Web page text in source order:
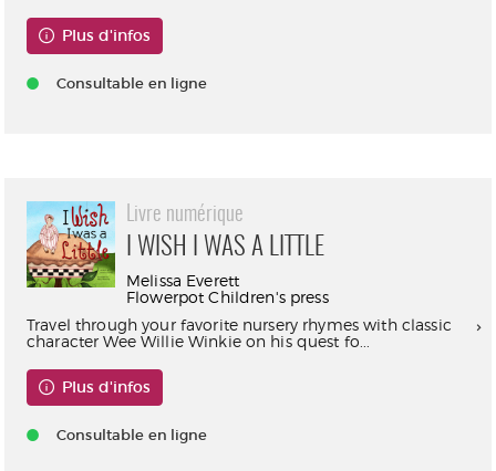
Plus d'infos
Consultable en ligne
Livre numérique
I WISH I WAS A LITTLE
Melissa Everett
Flowerpot Children's press
Travel through your favorite nursery rhymes with classic
character Wee Willie Winkie on his quest fo...
Plus d'infos
Consultable en ligne